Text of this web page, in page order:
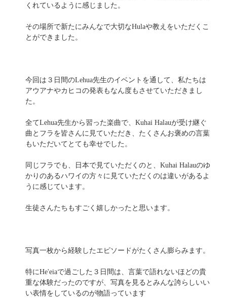
くれているように感じました。
その場所で新たにみんなで大切なHulaや教えをいただくこ
とができました。
今回は３日間のLehua先生のイベントを通して、私たちは
アウアナやカヒコの発表もなん度もさせていただきまし
た。
全てLehua先生から習った楽曲で、Kuhai Halauが受け継ぐ
曲とフラを皆さんに見ていただき、たくさんお褒めの言葉
もいただいてとても幸せでした。
同じフラでも、日本で見ていただくのと、Kuhai Halauのゆ
かりのあるハワイの方々に見ていただくのは違いがあるよ
うに感じています。
生徒さんたちもすごく嬉しかったと思います。
写真一枚から経験したエピソードがたくさん膨らみます。
特にHe'eiaで過ごした３日間は、言葉で語れないほどの貴
重な体験だったのですが、写真を見るとみんな誇らしいい
い表情をしているのが物語っています